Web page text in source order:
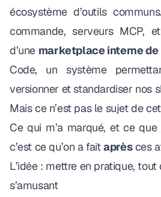
écosystème d’outils
commande, serveurs MCP,
d’une marketplace interne de
Code, un système
versionner et standardiser nos
Mais ce n’est pas le sujet de
Ce qui m’a marqué, et ce
c’est ce qu’on a faitaprèsces
L’idée : mettre en pratique, tout
s’amusant